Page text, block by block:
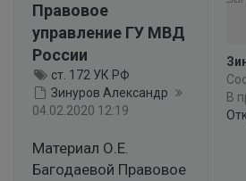
Правовое
управление ГУ МВД
России
ст. 172 УК РФ
Зинуров Александр
04.02.2020 12:19
Материал О.Е.
Багодаевой Правовое
В